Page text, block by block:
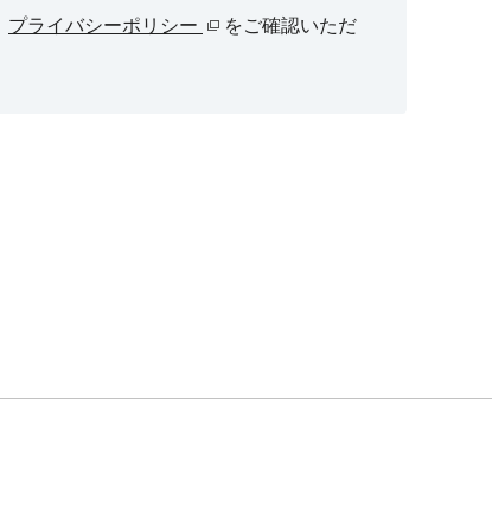
プライバシーポリシー
をご確認いただ